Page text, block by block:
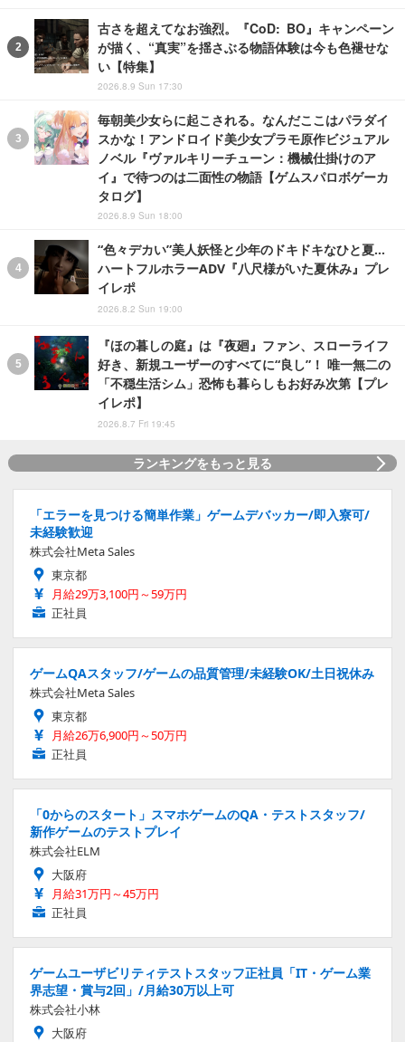
古さを超えてなお強烈。『CoD: BO』キャンペーン
が描く、“真実”を揺さぶる物語体験は今も色褪せな
い【特集】
2026.8.9 Sun 17:30
毎朝美少女らに起こされる。なんだここはパラダイ
スかな！アンドロイド美少女プラモ原作ビジュアル
ノベル『ヴァルキリーチューン：機械仕掛けのア
イ』で待つのは二面性の物語【ゲムスパロボゲーカ
タログ】
2026.8.9 Sun 18:00
“色々デカい”美人妖怪と少年のドキドキなひと夏…
ハートフルホラーADV『八尺様がいた夏休み』プレ
イレポ
2026.8.2 Sun 19:00
『ほの暮しの庭』は『夜廻』ファン、スローライフ
好き、新規ユーザーのすべてに“良し”！ 唯一無二の
「不穏生活シム」恐怖も暮らしもお好み次第【プレ
イレポ】
2026.8.7 Fri 19:45
ランキングをもっと見る
「エラーを見つける簡単作業」ゲームデバッカー/即入寮可/
未経験歓迎
株式会社Meta Sales
東京都
月給29万3,100円～59万円
正社員
ゲームQAスタッフ/ゲームの品質管理/未経験OK/土日祝休み
株式会社Meta Sales
東京都
月給26万6,900円～50万円
正社員
「0からのスタート」スマホゲームのQA・テストスタッフ/
新作ゲームのテストプレイ
株式会社ELM
大阪府
月給31万円～45万円
正社員
ゲームユーザビリティテストスタッフ正社員「IT・ゲーム業
界志望・賞与2回」/月給30万以上可
株式会社小林
大阪府